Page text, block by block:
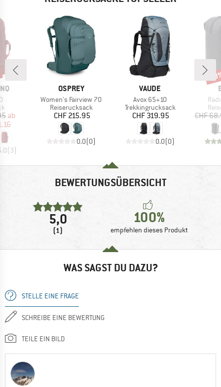
Preis
ab
(3)
MARKE
OSPREY
Artikel
Women's Fairview 70
Produktgruppe
Reiserucksack
Preis
CHF 215.95
0.0(0)
MARKE
VAUDE
Artikel
Avox 65+10
Produktgruppe
Trekkingrucksack
Preis
CHF 319.95
0.0(0)
CHF
BEWERTUNGSÜBERSICHT
5,0
(1)
100%
empfehlen dieses Produkt
WAS SAGST DU DAZU?
STELLE EINE FRAGE
SCHREIBE EINE BEWERTUNG
TEILE EIN BILD